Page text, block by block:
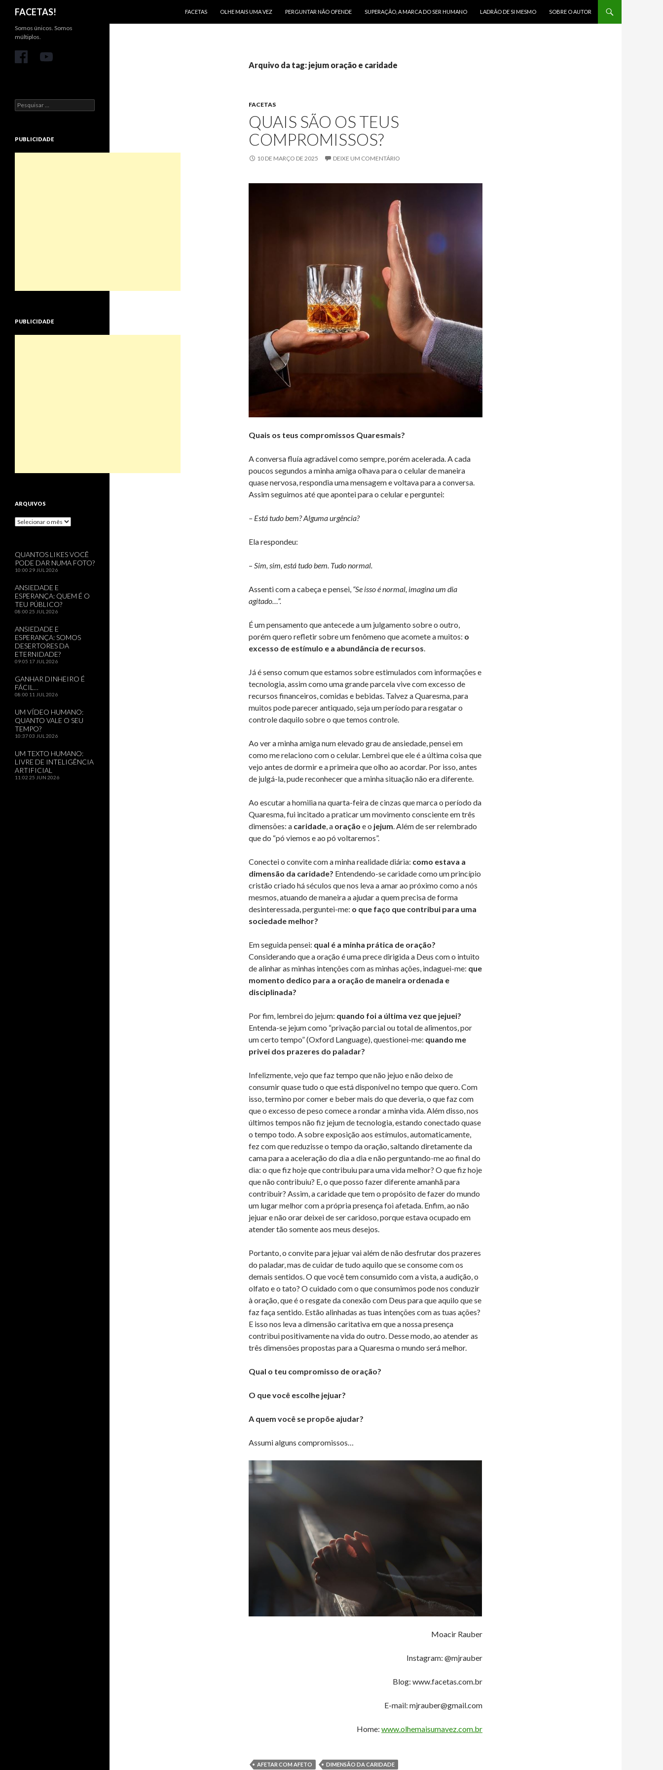
FACETAS!
FACETAS
OLHE MAIS UMA VEZ PERGUNTAR NÃO OFENDE SUPERAÇÃO, A MARCA DO SER HUMANO LADRÃO DE SI MESMO SOBRE O AUTOR
Arquivo da tag: jejum oração e caridade
FACETAS
QUAIS SÃO OS TEUS
COMPROMISSOS?
10 DE MARÇO DE 2025 DEIXE UM COMENTÁRIO
Quais os teus compromissos Quaresmais?
A conversa fluía agradável como sempre, porém acelerada. A cada
poucos segundos a minha amiga olhava para o celular de maneira
quase nervosa, respondia uma mensagem e voltava para a conversa.
Assim seguimos até que apontei para o celular e perguntei:
– Está tudo bem? Alguma urgência?
Ela respondeu:
– Sim, sim, está tudo bem. Tudo normal.
Assenti com a cabeça e pensei, “Se isso é normal, imagina um dia
agitado…”.
É um pensamento que antecede a um julgamento sobre o outro,
porém quero refletir sobre um fenômeno que acomete a muitos: o
excesso de estímulo e a abundância de recursos.
Já é senso comum que estamos sobre estimulados com informações e
tecnologia, assim como uma grande parcela vive com excesso de
recursos financeiros, comidas e bebidas. Talvez a Quaresma, para
muitos pode parecer antiquado, seja um período para resgatar o
controle daquilo sobre o que temos controle.
Ao ver a minha amiga num elevado grau de ansiedade, pensei em
como me relaciono com o celular. Lembrei que ele é a última coisa que
vejo antes de dormir e a primeira que olho ao acordar. Por isso, antes
de julgá-la, pude reconhecer que a minha situação não era diferente.
Ao escutar a homilia na quarta-feira de cinzas que marca o período da
Quaresma, fui incitado a praticar um movimento consciente em três
dimensões: a caridade, a oração e o jejum. Além de ser relembrado
que do “pó viemos e ao pó voltaremos”.
Conectei o convite com a minha realidade diária: como estava a
dimensão da caridade? Entendendo-se caridade como um princípio
cristão criado há séculos que nos leva a amar ao próximo como a nós
mesmos, atuando de maneira a ajudar a quem precisa de forma
desinteressada, perguntei-me: o que faço que contribui para uma
sociedade melhor?
Em seguida pensei: qual é a minha prática de oração?
Considerando que a oração é uma prece dirigida a Deus com o intuito
de alinhar as minhas intenções com as minhas ações, indaguei-me: que
momento dedico para a oração de maneira ordenada e
disciplinada?
Por fim, lembrei do jejum: quando foi a última vez que jejuei?
Entenda-se jejum como “privação parcial ou total de alimentos, por
um certo tempo” (Oxford Language), questionei-me: quando me
privei dos prazeres do paladar?
Infelizmente, vejo que faz tempo que não jejuo e não deixo de
consumir quase tudo o que está disponível no tempo que quero. Com
isso, termino por comer e beber mais do que deveria, o que faz com
que o excesso de peso comece a rondar a minha vida. Além disso, nos
últimos tempos não fiz jejum de tecnologia, estando conectado quase
o tempo todo. A sobre exposição aos estímulos, automaticamente,
fez com que reduzisse o tempo da oração, saltando diretamente da
cama para a aceleração do dia a dia e não perguntando-me ao final do
dia: o que fiz hoje que contribuiu para uma vida melhor? O que fiz hoje
que não contribuiu? E, o que posso fazer diferente amanhã para
contribuir? Assim, a caridade que tem o propósito de fazer do mundo
um lugar melhor com a própria presença foi afetada. Enfim, ao não
jejuar e não orar deixei de ser caridoso, porque estava ocupado em
atender tão somente aos meus desejos.
Portanto, o convite para jejuar vai além de não desfrutar dos prazeres
do paladar, mas de cuidar de tudo aquilo que se consome com os
demais sentidos. O que você tem consumido com a vista, a audição, o
olfato e o tato? O cuidado com o que consumimos pode nos conduzir
à oração, que é o resgate da conexão com Deus para que aquilo que se
faz faça sentido. Estão alinhadas as tuas intenções com as tuas ações?
E isso nos leva a dimensão caritativa em que a nossa presença
contribui positivamente na vida do outro. Desse modo, ao atender as
três dimensões propostas para a Quaresma o mundo será melhor.
Qual o teu compromisso de oração?
O que você escolhe jejuar?
A quem você se propõe ajudar?
Assumi alguns compromissos…
Moacir Rauber
Instagram: @mjrauber
Blog: www.facetas.com.br
E-mail: mjrauber@gmail.com
Home: www.olhemaisumavez.com.br
AFETAR COM AFETO DIMENSÃO DA CARIDADE
Somos únicos. Somos
múltiplos.
Pesquisar
por:
PUBLICIDADE
PUBLICIDADE
ARQUIVOS
Arquivos
QUANTOS LIKES VOCÊ
PODE DAR NUMA FOTO?
10:00 29 JUL 2026
ANSIEDADE E
ESPERANÇA: QUEM É O
TEU PÚBLICO?
08:00 25 JUL 2026
ANSIEDADE E
ESPERANÇA: SOMOS
DESERTORES DA
ETERNIDADE?
09:05 17 JUL 2026
GANHAR DINHEIRO É
FÁCIL…
08:00 11 JUL 2026
UM VÍDEO HUMANO:
QUANTO VALE O SEU
TEMPO?
10:3703 JUL 2026
UM TEXTO HUMANO:
LIVRE DE INTELIGÊNCIA
ARTIFICIAL
11:02 25 JUN 2026